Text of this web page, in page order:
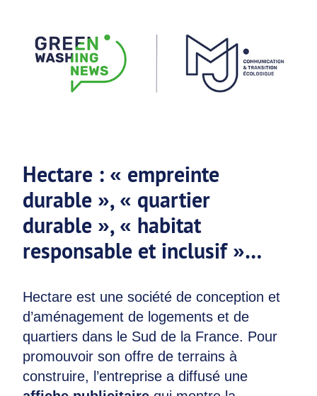
Hectare : « empreinte
durable », « quartier
durable », « habitat
responsable et inclusif »…
Hectare est une société de conception et
d’aménagement de logements et de
quartiers dans le Sud de la France. Pour
promouvoir son offre de terrains à
construire, l’entreprise a diffusé une